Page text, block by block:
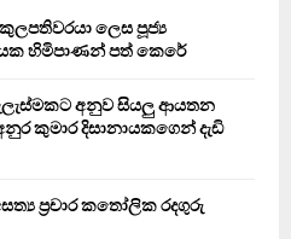
H
ලෙස පූජ්‍ය
හිමිපාණන් පත් කෙරේ
සැලැස්මකට අනුව සියලු ආයතන
කුමාර දිසානායකගෙන් දැඩි
ප්‍රචාර කතෝලික රදගුරු